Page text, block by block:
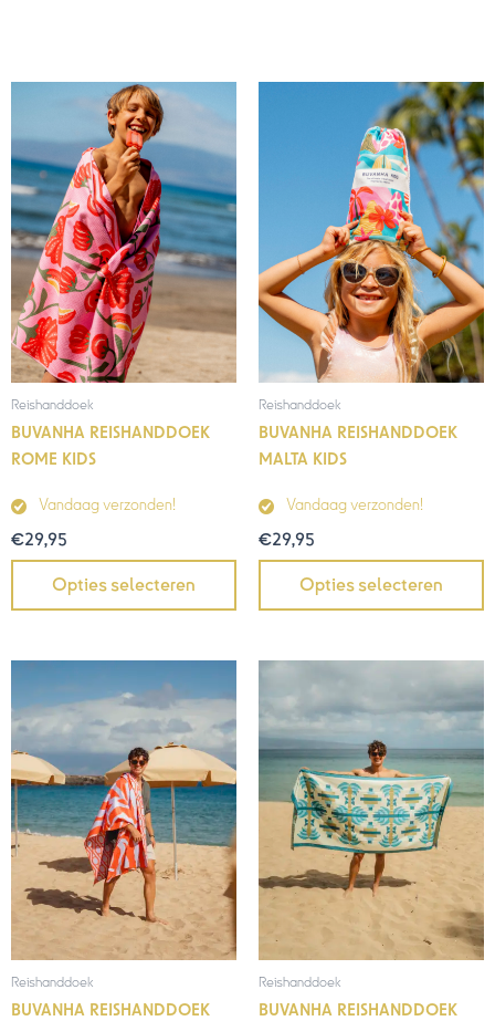
Reishanddoek
BUVANHA REISHANDDOEK
ROME KIDS
Vandaag verzonden!
€29,95
Opties selecteren
Reishanddoek
BUVANHA REISHANDDOEK
MALTA KIDS
Vandaag verzonden!
€29,95
Opties selecteren
Reishanddoek
BUVANHA REISHANDDOEK
Reishanddoek
BUVANHA REISHANDDOEK